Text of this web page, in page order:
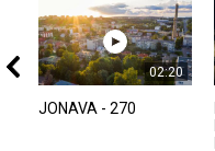
02:20
JONAVA - 270